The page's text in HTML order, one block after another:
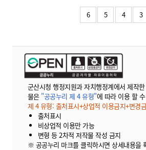
6 5 4 3
군산시청 행정지원과 자치행정계에서 제작한
물은 "공공누리 제 4 유형"에 따라 이용 할
제 4 유형: 출처표시+상업적 이용금지+변경
출처표시
비상업적 이용만 가능
변형 등 2차적 저작물 작성 금지
※ 공공누리 마크를 클릭하시면 상세내용을